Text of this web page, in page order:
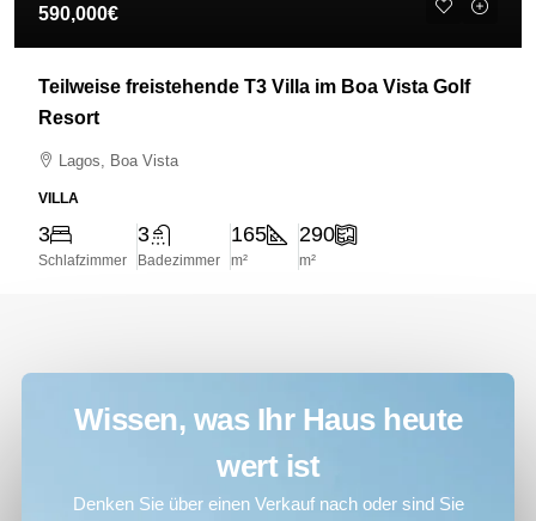
590,000€
Teilweise freistehende T3 Villa im Boa Vista Golf
Resort
Lagos, Boa Vista
VILLA
3
Schlafzimmer
3
Badezimmer
165
m²
290
m²
Wissen, was Ihr Haus heute
wert ist
Denken Sie über einen Verkauf nach oder sind Sie